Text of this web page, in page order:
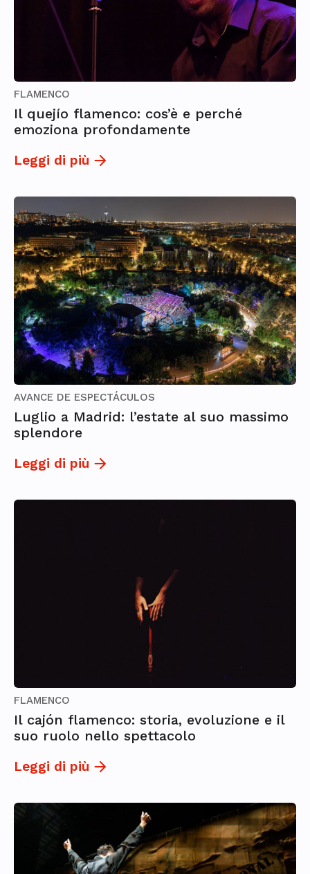
FLAMENCO
Il quejío flamenco: cos’è e perché
emoziona profondamente
Leggi di più
AVANCE DE ESPECTÁCULOS
Luglio a Madrid: l’estate al suo massimo
splendore
Leggi di più
FLAMENCO
Il cajón flamenco: storia, evoluzione e il
suo ruolo nello spettacolo
Leggi di più